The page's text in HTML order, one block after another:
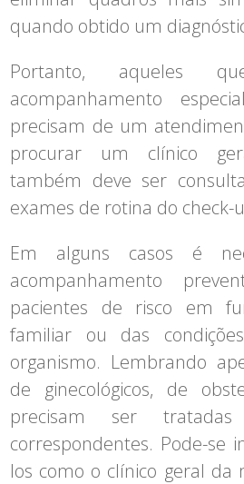
quando obtido um
Portanto, aqueles
acompanhamento
precisam de um
procurar um clínico
também deve ser
exames de rotina do check-
Em alguns casos é
acompanhamento
pacientes de risco em
familiar ou das
organismo. Lembrando
de ginecológicos, de
precisam ser
correspondentes. Pode-se
los como o clínico geral da